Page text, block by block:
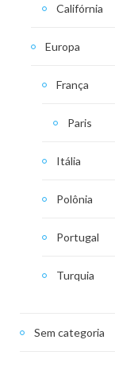
Califórnia
Europa
França
Paris
Itália
Polônia
Portugal
Turquia
Sem categoria